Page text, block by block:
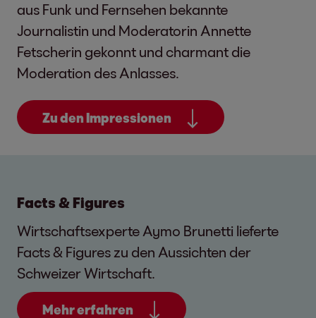
aus Funk und Fernsehen bekannte
Journalistin und Moderatorin Annette
Fetscherin gekonnt und charmant die
Moderation des Anlasses.
Zu den Impressionen
Facts & Figures
Wirtschaftsexperte Aymo Brunetti lieferte
Facts & Figures zu den Aussichten der
Schweizer Wirtschaft.
Mehr erfahren